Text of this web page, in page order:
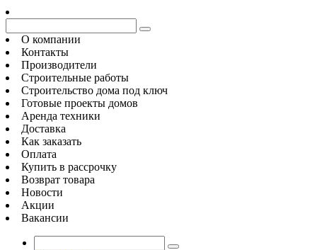
О компании
Контакты
Производители
Строительные работы
Строительство дома под ключ
Готовые проекты домов
Аренда техники
Доставка
Как заказать
Оплата
Купить в рассрочку
Возврат товара
Новости
Акции
Вакансии